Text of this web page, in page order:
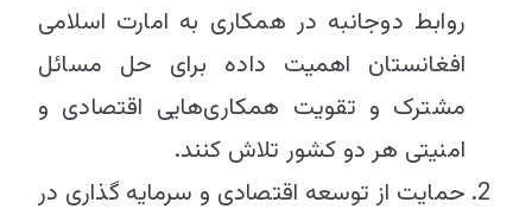
روابط دوجانبه در همکاری به امارت اسلامی
افغانستان اهمیت داده برای حل مسائل
مشترک و تقویت همکاری‌هایی اقتصادی و
امنیتی هر دو کشور تلاش کنند.
حمایت از توسعه اقتصادی و سرمایه گذاری در